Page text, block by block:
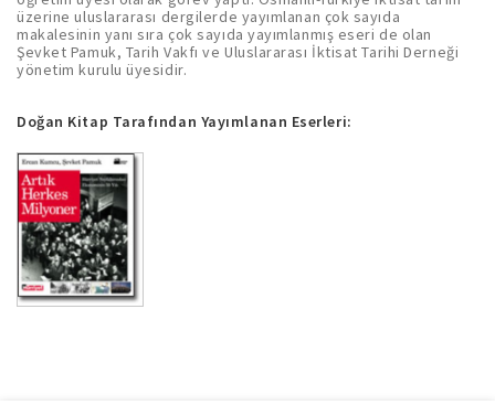
üzerine uluslararası dergilerde yayımlanan çok sayıda
makalesinin yanı sıra çok sayıda yayımlanmış eseri de olan
Şevket Pamuk, Tarih Vakfı ve Uluslararası İktisat Tarihi Derneği
yönetim kurulu üyesidir.
Doğan Kitap Tarafından Yayımlanan Eserleri: